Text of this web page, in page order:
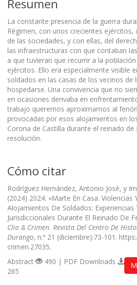
Resumen
La constante presencia de la guerra
Régimen, con unos crecientes
de las sociedades, y con ellas, del
las infraestructuras con que contaban
a que tuvieran que recurrir a la
ejércitos. Ello era especialmente visible
soldados en las casas de los vecinos de
hospedarse. Una convivencia que no
en ocasiones derivaba en
trabajo queremos aproximarnos al
provocadas por esos alojamientos en
Corona de Castilla durante el reinado de
resolución.
Cómo citar
Rodríguez Hernández, Antonio José, y
(2024) 2024. «Marte En Casa. Violencias
Alojamientos De Soldados: Experiencias
Jurisdiccionales Durante El Reinado De
Clio & Crimen. Revista Del Centro De
Durango, n.º 21 (diciembre):73-101.
crimen.27035.
Abstract
490 | PDF Downloads
265